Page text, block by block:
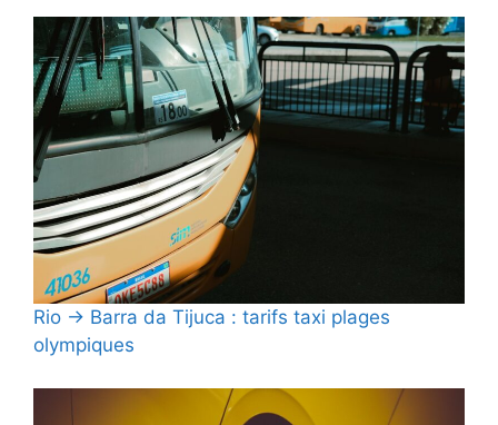
Rio → Barra da Tijuca : tarifs taxi plages
olympiques